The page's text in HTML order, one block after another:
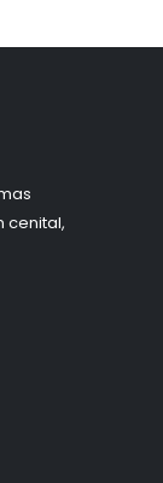
cenital,